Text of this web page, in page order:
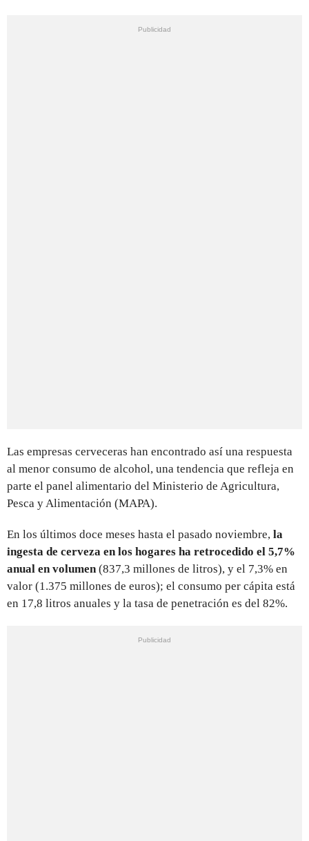
Las empresas cerveceras han encontrado así una respuesta
al menor consumo de alcohol, una tendencia que refleja en
parte el panel alimentario del Ministerio de Agricultura,
Pesca y Alimentación (MAPA).
En los últimos doce meses hasta el pasado noviembre, la
ingesta de cerveza en los hogares ha retrocedido el 5,7%
anual en volumen(837,3 millones de litros), y el 7,3% en
valor (1.375 millones de euros); el consumo per cápita está
en 17,8 litros anuales y la tasa de penetración es del 82%.